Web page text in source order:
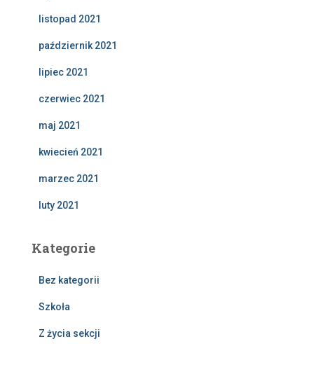
listopad 2021
październik 2021
lipiec 2021
czerwiec 2021
maj 2021
kwiecień 2021
marzec 2021
luty 2021
Kategorie
Bez kategorii
Szkoła
Z życia sekcji